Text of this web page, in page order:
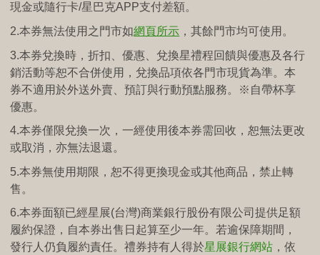
現金或隨行卡/星巴克APP支付差額。
2.本券無法使用之門市如網頁所示 ，其餘門市均可使用。
3.本券兌換時，折扣、優惠、兌換星禮程回饋與優惠及各行
銷活動等恕不合併使用，兌換品項依各門市現貨為準。本
券不適用於外送外賣、預訂與行動預點服務。※自帶杯享
優惠。
4.本券僅限兌換一次，一經使用後本券需回收，恕無法更改
或取消，亦無法退還。
5.本券無使用期限，恕不得更換現金或其他商品，禁止轉
售。
6.本券面額已經星展(台灣)商業銀行股份有限公司提供足額
履約保證，自本券出售日起算至少一年。若逾保障期間，
發行人仍負履約責任。禮券持有人得於星展銀行網站 ，依